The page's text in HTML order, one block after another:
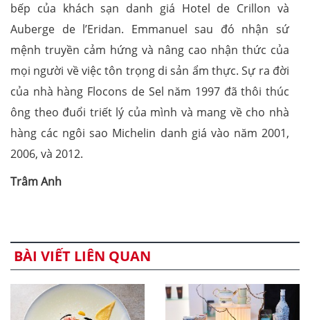
bếp của khách sạn danh giá Hotel de Crillon và
Auberge de l’Eridan. Emmanuel sau đó nhận sứ
mệnh truyền cảm hứng và nâng cao nhận thức của
mọi người về việc tôn trọng di sản ẩm thực. Sự ra đời
của nhà hàng Flocons de Sel năm 1997 đã thôi thúc
ông theo đuổi triết lý của mình và mang về cho nhà
hàng các ngôi sao Michelin danh giá vào năm 2001,
2006, và 2012.
Trâm Anh
BÀI VIẾT LIÊN QUAN